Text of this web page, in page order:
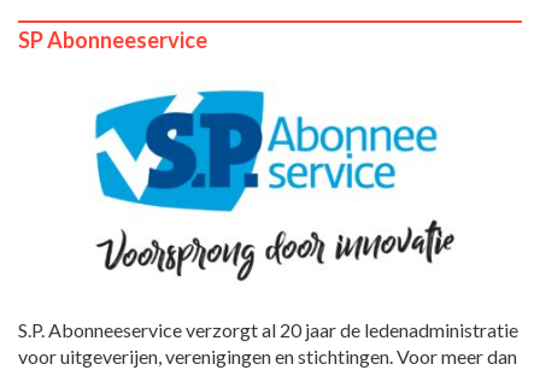
SP Abonneeservice
S.P. Abonneeservice verzorgt al 20 jaar de ledenadministratie
voor uitgeverijen, verenigingen en stichtingen. Voor meer dan